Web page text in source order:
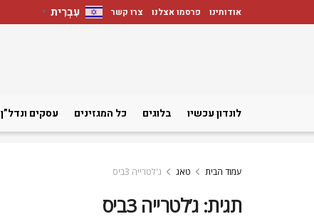
אודותינו פרסמו אצלנו צרו קשר עִבְרִית ▼
לונדון עכשיו בלוגים כל המגזינים עסקים ונדל”ן
עמוד הבית טאג ג'לטרייה 3ביס
תגית:ג’לטרייה 3ביס